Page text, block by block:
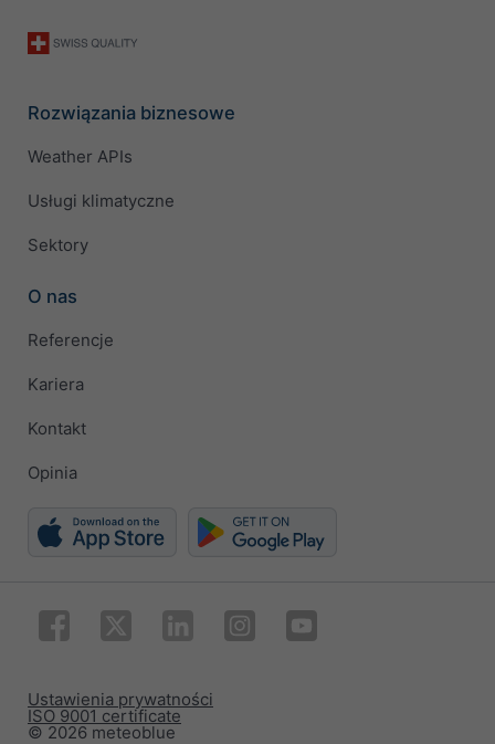
Rozwiązania biznesowe
Weather APIs
Usługi klimatyczne
Sektory
O nas
Referencje
Kariera
Kontakt
Opinia
© 2026 meteoblue
ISO 9001 certificate
Ustawienia prywatności